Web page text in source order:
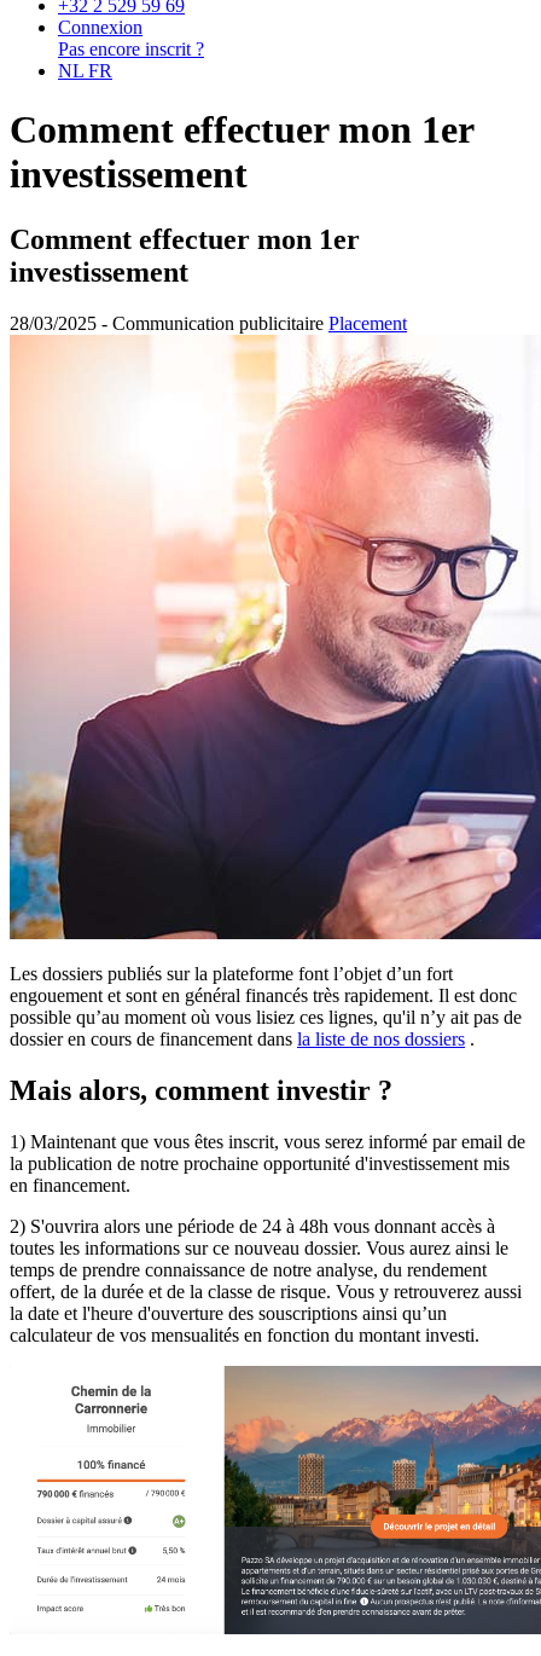
+32 2 529 59 69
Connexion
Pas encore inscrit ?
NL FR
Comment effectuer mon 1er
investissement
Comment effectuer mon 1er
investissement
28/03/2025 - Communication publicitaire Placement
Les dossiers publiés sur la plateforme font l’objet d’un fort
engouement et sont en général financés très rapidement. Il est donc
possible qu’au moment où vous lisiez ces lignes, qu'il n’y ait pas de
dossier en cours de financement dans la liste de nos dossiers .
Mais alors, comment investir ?
1) Maintenant que vous êtes inscrit, vous serez informé par email de
la publication de notre prochaine opportunité d'investissement mis
en financement.
2) S'ouvrira alors une période de 24 à 48h vous donnant accès à
toutes les informations sur ce nouveau dossier. Vous aurez ainsi le
temps de prendre connaissance de notre analyse, du rendement
offert, de la durée et de la classe de risque. Vous y retrouverez aussi
la date et l'heure d'ouverture des souscriptions ainsi qu’un
calculateur de vos mensualités en fonction du montant investi.